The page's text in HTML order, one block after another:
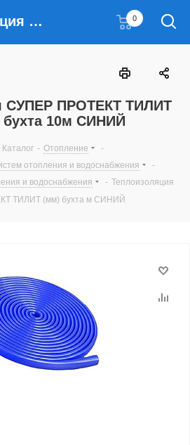
Теплоизоляция СУПЕР ПРОТЕКТ ТИЛИТ 28 (4мм) бухта 10м СИНИЙ 0
СУПЕР ПРОТЕКТ ТИЛИТ
10м СИНИЙ
Каталог - Отопление
-
отопления и водоснабжения
-
и водоснабжения
- Теплоизоляция
ТИЛИТ (мм) бухта м СИНИЙ